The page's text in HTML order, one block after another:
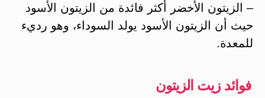
– الزيتون الأخضر أكثر فائدة من الزيتون الأسود
حيث أن الزيتون الأسود يولد السوداء، وهو رديء
للمعدة.
فوائد زيت الزيتون